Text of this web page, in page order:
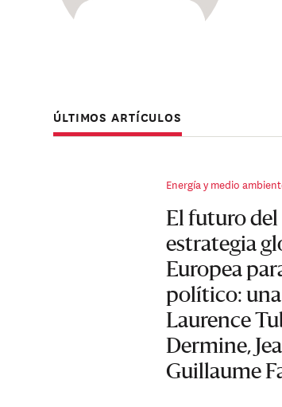
ÚLTIMOS ARTÍCULOS
Energía y medio
El futuro del
estrategia
Europea
político:
Laurence
Dermine,
Guillaume